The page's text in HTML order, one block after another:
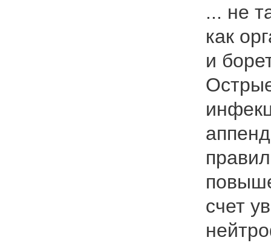
... не
как
и
счет